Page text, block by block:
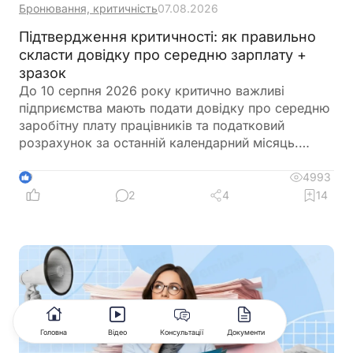
Бронювання, критичність07.08.2026
Підтвердження критичності: як правильно
скласти довідку про середню зарплату +
зразок
До 10 серпня 2026 року критично важливі
підприємства мають подати довідку про середню
заробітну плату працівників та податковий
розрахунок за останній календарний місяць.
ключових критеріїв для збереження статусу
критично важливого підприємства. Її можна
відповідно до чинних вимог. Щоб уникнути
помилок, скористайтеся Калькулятором
«Середня зарплата для бронювання», який
допоможе швидко визначити необхідний
показник та підготувати довідку
9
4993
2
4 14
Головна Відео Консультації Документи